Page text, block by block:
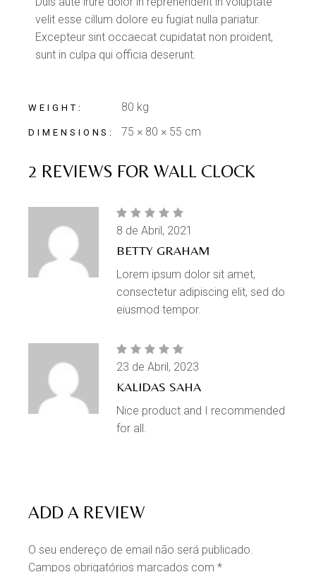
velit esse cillum dolore eu fugiat nulla pariatur.
Excepteur sint occaecat cupidatat non proident,
sunt in culpa qui officia deserunt.
WEIGHT 80 kg
DIMENSIONS 75 × 80 × 55 cm
2 REVIEWS FORWALL CLOCK
BETTY GRAHAM
8 de Abril, 2021
Lorem ipsum dolor sit amet,
consectetur adipiscing elit, sed do
eiusmod tempor.
KALIDAS SAHA
23 de Abril, 2023
Nice product and I recommended
for all.
ADD A REVIEW
O seu endereço de email não será publicado.
Campos obrigatórios marcados com*